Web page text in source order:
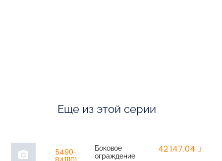
Еще из этой серии
photo_camera
5490-
Боковое
ограждение
42 147,04